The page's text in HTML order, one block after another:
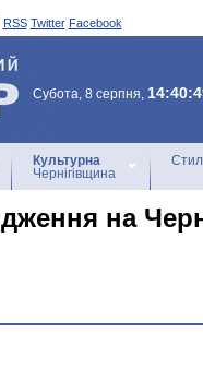
RSS Twitter Facebook
Субота, 8 серпня,
Культурна
Чернігівщина
на